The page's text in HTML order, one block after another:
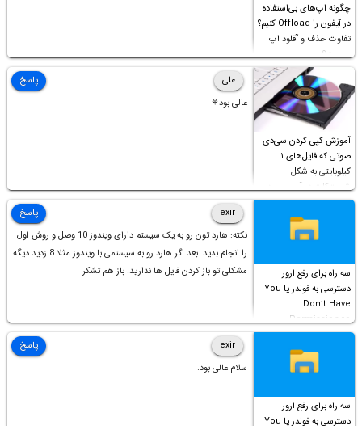
چگونه اپ‌های بی‌استفاده
در آیفون را Offload کنیم؟
تفاوت حذف و آفلود اپ
چیست؟
آموزش کپی کردن سی‌دی
صوتی که فایل‌های ۱
کیلوبایتی به شکل
شورت‌کات در آن موجود
است!
علی
عالی بود⚘
پاسخ
سه راه برای رفع ارور
دسترسی به فولدر یا You
Don’t Have
Permission to
Access this folder
exir
نکته: هارد تون رو به یک سیستم دارای ویندوز 10 وصل و روش اول
را انجام بدید. بعد اگر هارد رو به سیستمی با ویندوز مثلا 8 زدید دیگه
مشکلی تو باز کردن فایل ها ندارید. باز هم تشکر
پاسخ
سه راه برای رفع ارور
دسترسی به فولدر یا You
exir
سلام عالی بود.
پاسخ